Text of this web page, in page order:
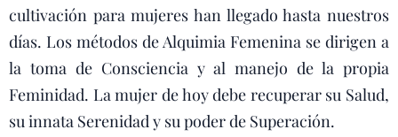
cultivación para mujeres han llegado hasta nuestros
días. Los métodos de Alquimia Femenina se dirigen a
la toma de Consciencia y al manejo de la propia
Feminidad. La mujer de hoy debe recuperar su Salud,
su innata Serenidad y su poder de Superación.